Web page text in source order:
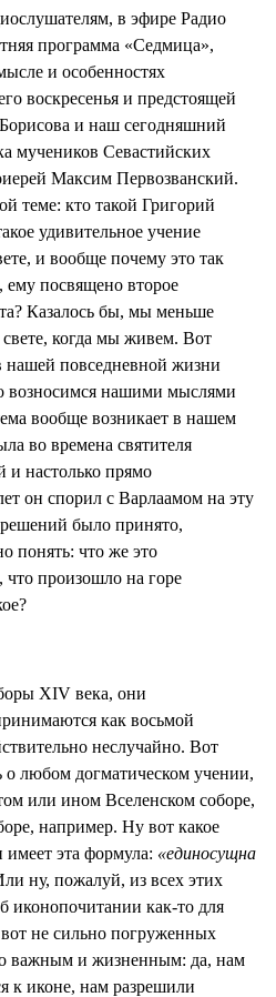
в эфире Радио
программа «Седмица»,
и особенностях
воскресенья и предстоящей
и наш сегодняшний
мучеников Севастийских
Максим Первозванский.
теме: кто такой Григорий
удивительное учение
и вообще почему это так
ему посвящено второе
Казалось бы, мы меньше
когда мы живем. Вот
нашей повседневной жизни
возносимся нашими мыслями
вообще возникает в нашем
во времена святителя
и настолько прямо
он спорил с Варлаамом на эту
было принято,
понять: что же это
что произошло на горе
XIV века, они
как восьмой
неслучайно. Вот
о любом догматическом учении,
или ином Вселенском соборе,
например. Ну вот какое
эта формула: «единосущна
ну, пожалуй, из всех этих
иконопочитании как-то для
не сильно погруженных
важным и жизненным: да, нам
к иконе, нам разрешили